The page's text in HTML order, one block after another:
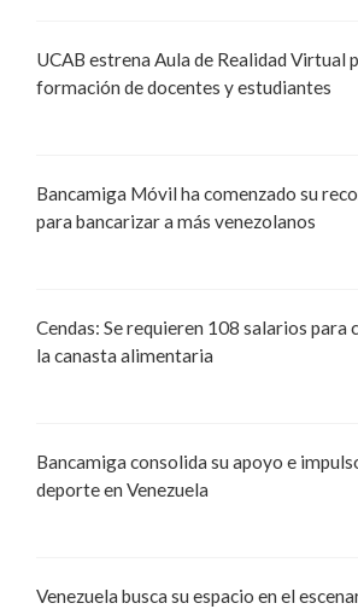
UCAB estrena Aula de Realidad Virtual
formación de docentes y estudiantes
Bancamiga Móvil ha comenzado su
para bancarizar a más venezolanos
Cendas: Se requieren 108 salarios para
la canasta alimentaria
Bancamiga consolida su apoyo e
deporte en Venezuela
Venezuela busca su espacio en el